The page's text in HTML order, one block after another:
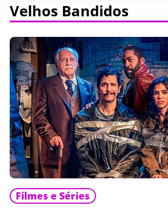
Velhos Bandidos
Filmes e Séries